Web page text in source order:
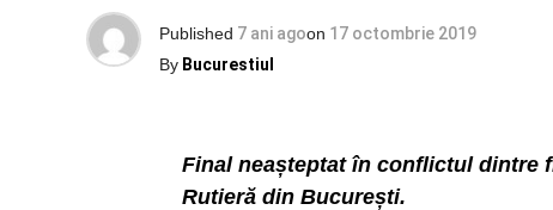
Published 7 ani agoon 17 octombrie 2019
By Bucurestiul
Final neașteptat în conflictul dintre
Rutieră din București.